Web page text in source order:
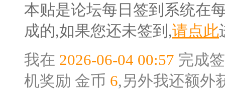
本贴是论坛每日签到系统在
成的,如果您还未签到,请点此
我在 2026-06-04 00:57 完成
机奖励 金币 6,另外我还额外